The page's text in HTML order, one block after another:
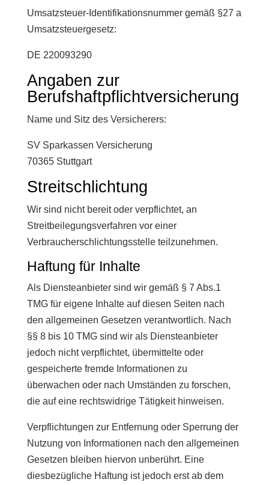
Umsatzsteuer-Identifikationsnummer gemäß §27 a
Umsatzsteuergesetz:
DE 220093290
Angaben zur
Berufshaftpflichtversicherung
Name und Sitz des Versicherers:
SV Sparkassen Versicherung
70365 Stuttgart
Streitschlichtung
Wir sind nicht bereit oder verpflichtet, an
Streitbeilegungsverfahren vor einer
Verbraucherschlichtungsstelle teilzunehmen.
Haftung für Inhalte
Als Diensteanbieter sind wir gemäß § 7 Abs.1
TMG für eigene Inhalte auf diesen Seiten nach
den allgemeinen Gesetzen verantwortlich. Nach
§§ 8 bis 10 TMG sind wir als Diensteanbieter
jedoch nicht verpflichtet, übermittelte oder
gespeicherte fremde Informationen zu
überwachen oder nach Umständen zu forschen,
die auf eine rechtswidrige Tätigkeit hinweisen.
Verpflichtungen zur Entfernung oder Sperrung der
Nutzung von Informationen nach den allgemeinen
Gesetzen bleiben hiervon unberührt. Eine
diesbezügliche Haftung ist jedoch erst ab dem